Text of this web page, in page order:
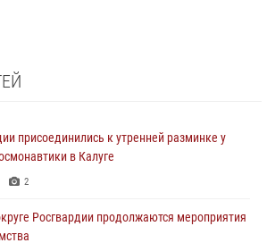
присоединились к утренней разминке у
в Калуге
2
Росгвардии продолжаются мероприятия